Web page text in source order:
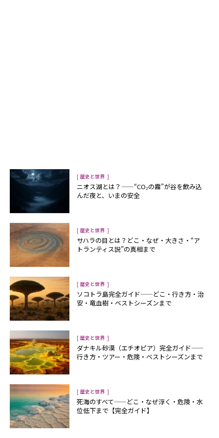
[ 歴史と世界 ]
ニオス湖とは？——“CO₂の霧”が谷を飲み込
んだ夜と、いまの安全
[ 歴史と世界 ]
サハラの目とは？――どこ・なぜ・大きさ・“ア
トランティス説”の真相まで
[ 歴史と世界 ]
ソコトラ島完全ガイド——どこ・行き方・治
安・竜血樹・ベストシーズンまで
[ 歴史と世界 ]
ダナキル砂漠（エチオピア）完全ガイド——
行き方・ツアー・危険・ベストシーズンまで
[ 歴史と世界 ]
死海のすべて——どこ・なぜ浮く・危険・水
位低下まで【完全ガイド】